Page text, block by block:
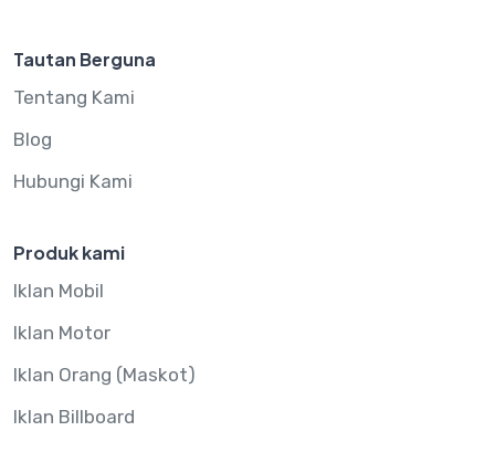
Tautan Berguna
Tentang Kami
Blog
Hubungi Kami
Produk kami
Iklan Mobil
Iklan Motor
Iklan Orang (Maskot)
Iklan Billboard